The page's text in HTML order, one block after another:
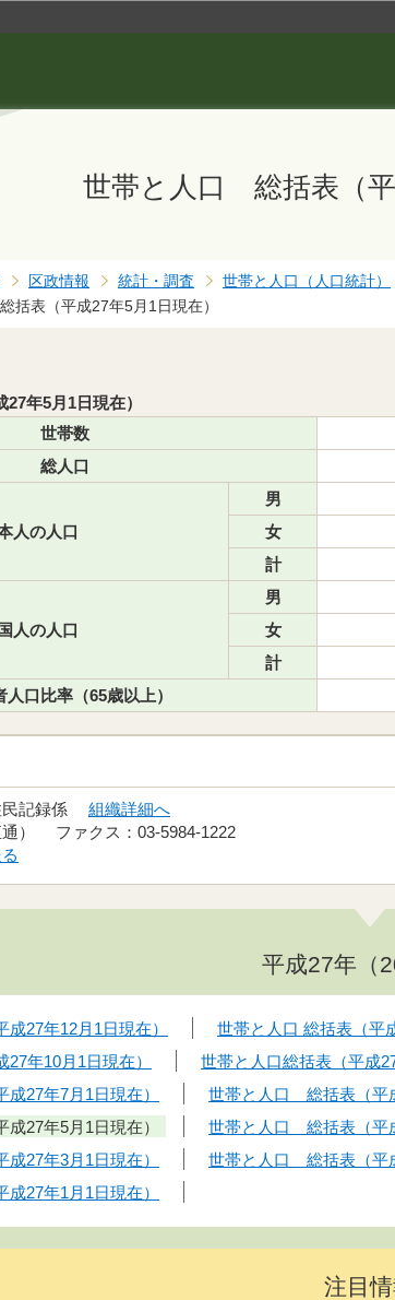
世帯と人口 総括表（平
区政情報 統計・調査 世帯と人口（人口統計）
括表（平成27年5月1日現在）
年5月1日現在）
世帯数
総人口
人の人口
男
女
計
人の人口
男
女
計
人口比率（65歳以上）
記録係 組織詳細へ
通） ファクス：03-5984-1222
平成27年（
27年12月1日現在）
世帯と人口 総括表（平
年10月1日現在）
世帯と人口総括表（平成
27年7月1日現在）
世帯と人口 総括表（平
27年5月1日現在）
世帯と人口 総括表（平
27年3月1日現在）
世帯と人口 総括表（平
27年1月1日現在）
注目